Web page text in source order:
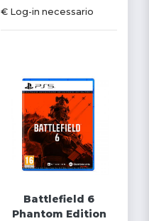
€ Log-in necessario
Battlefield 6
Phantom Edition